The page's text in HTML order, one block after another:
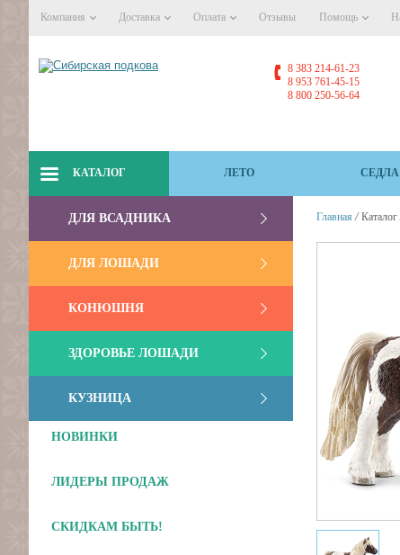
Компания Доставка Оплата Отзывы Помощь
8 383 214-61-23
8 953 761-45-15
8 800 250-56-64
КАТАЛОГ ЛЕТО СЕДЛА
ДЛЯ ВСАДНИКА
ДЛЯ ЛОШАДИ
КОНЮШНЯ
ЗДОРОВЬЕ ЛОШАДИ
КУЗНИЦА
НОВИНКИ
ЛИДЕРЫ ПРОДАЖ
СКИДКАМ БЫТЬ!
Главная / Каталог